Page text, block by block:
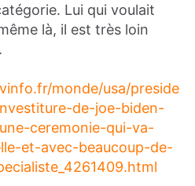
Lui qui voulait
là, il est très loin
monde/usa/preside
de-joe-biden-
ceremonie-qui-va-
et-avec-beaucoup-de-